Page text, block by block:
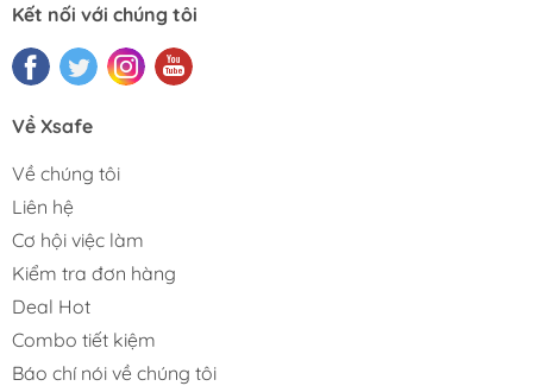
Kết nối với chúng tôi
Về Xsafe
Về chúng tôi
Liên hệ
Cơ hội việc làm
Kiểm tra đơn hàng
Deal Hot
Combo tiết kiệm
Báo chí nói về chúng tôi